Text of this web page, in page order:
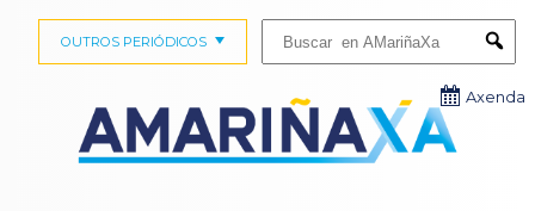
OUTROS PERIÓDICOS
Axenda